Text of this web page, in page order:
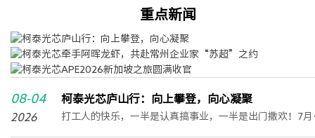
重点新闻
08-04
2026
柯泰光芯庐山行：向上攀登，向心凝聚
打工人的快乐，一半是认真搞事业，一半是出门撒欢！7月